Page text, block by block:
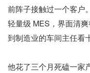
前阵子接触过一个客户
轻量级 MES，界面清
到制造业的车间主任看
他花了三个月死磕一家